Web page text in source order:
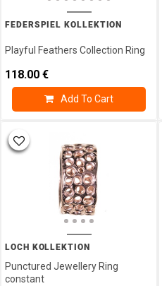
FEDERSPIEL KOLLEKTION
Playful Feathers Collection Ring
118.00 €
Add To Cart
LOCH KOLLEKTION
Punctured Jewellery Ring
constant